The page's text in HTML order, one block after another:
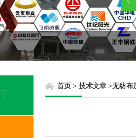
首页 > 技术文章 >无纺布